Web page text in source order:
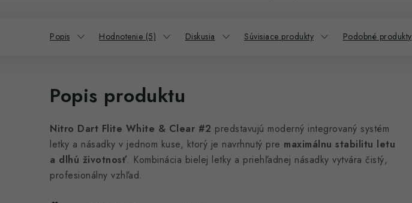
Popis Hodnotenie (5) Diskusia Súvisiace produkty Podobné produkty
Popis produktu
Nitro Dart Flite White & Clear #2 predstavujú moderný integrovaný systém
letky a násadky v jednom kuse, ktorý je navrhnutý pre maximálnu stabilitu letu
a dlhú životnosť. Kombinácia bielej letky a priehľadnej násadky vytvára čistý,
profesionálny vzhľad.